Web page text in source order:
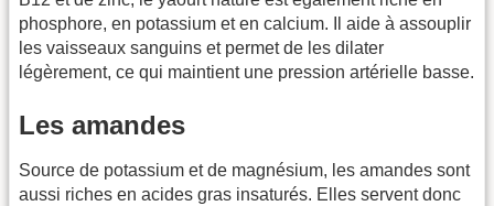
phosphore, en potassium et en calcium. Il aide à assouplir
les vaisseaux sanguins et permet de les dilater
légèrement, ce qui maintient une pression artérielle basse.
Les amandes
Source de potassium et de magnésium, les amandes sont
aussi riches en acides gras insaturés. Elles servent donc